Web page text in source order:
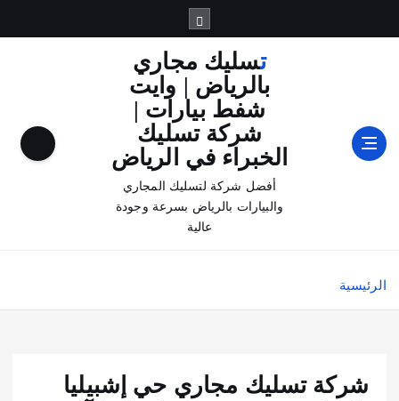
تسليك مجاري
بالرياض | وايت
شفط بيارات |
شركة تسليك
الخبراء في الرياض
أفضل شركة لتسليك المجاري
والبيارات بالرياض بسرعة وجودة
عالية
الرئيسية
شركة تسليك مجاري حي إشبيليا